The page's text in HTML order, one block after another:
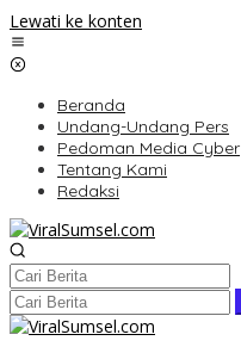
Lewati ke konten
Beranda
Undang-Undang Pers
Pedoman Media Cyber
Tentang Kami
Redaksi